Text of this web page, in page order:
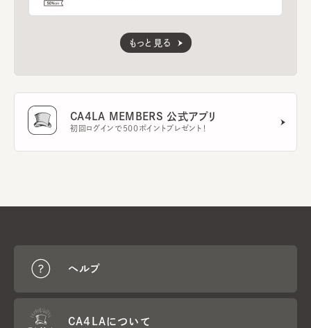
もっと見る
CA4LA MEMBERS 公式アプリ
初回ログインで500ポイントプレゼント！
ヘルプ
CA4LAについて